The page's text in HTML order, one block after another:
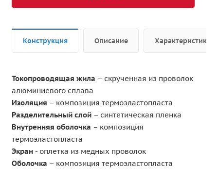
Конструкция Описание Характеристики
Токопроводящая жила – скрученная из проволок
алюминиевого сплава
Изоляция – композиция термоэластопласта
Разделительный слой – синтетическая пленка
Внутренняя оболочка – композиция
термоэластопласта
Экран - оплетка из медных проволок
Оболочка – композиция термоэластопласта